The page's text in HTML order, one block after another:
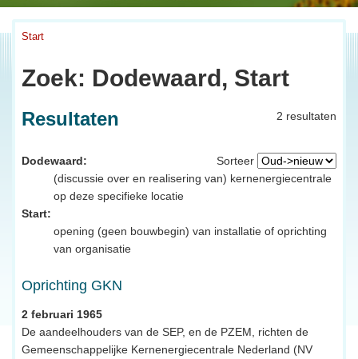
Start
Zoek: Dodewaard, Start
2 resultaten
Resultaten
Sorteer
Dodewaard:
(discussie over en realisering van) kernenergiecentrale
op deze specifieke locatie
Start:
opening (geen bouwbegin) van installatie of oprichting
van organisatie
Oprichting GKN
2 februari 1965
De aandeelhouders van de SEP, en de PZEM, richten de
Gemeenschappelijke Kernenergiecentrale Nederland (NV